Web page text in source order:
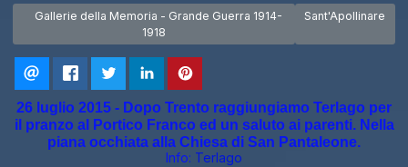
Articolo precedente: Gallerie della Memoria - Grande Guerra 1914-
Gallerie della Memoria - Grande Guerra 1914-
1918
Articolo
Sant'Apollinare
26 luglio 2015 - Dopo Trento raggiungiamo Terlago per
il pranzo al Portico Franco ed un saluto ai parenti. Nella
piana occhiata alla Chiesa di San Pantaleone.
Info: Terlago